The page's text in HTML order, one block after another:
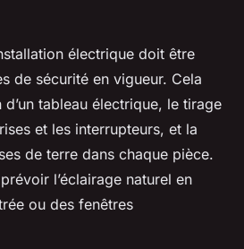
électrique doit être
de sécurité en vigueur. Cela
d’un tableau électrique, le tirage
et les interrupteurs, et la
de terre dans chaque pièce.
l’éclairage naturel en
ou des fenêtres